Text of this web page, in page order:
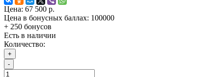
Цена: 67 500 р.
Цена в бонусных баллах: 100000
+ 250 бонусов
Есть в наличии
Количество:
+
-